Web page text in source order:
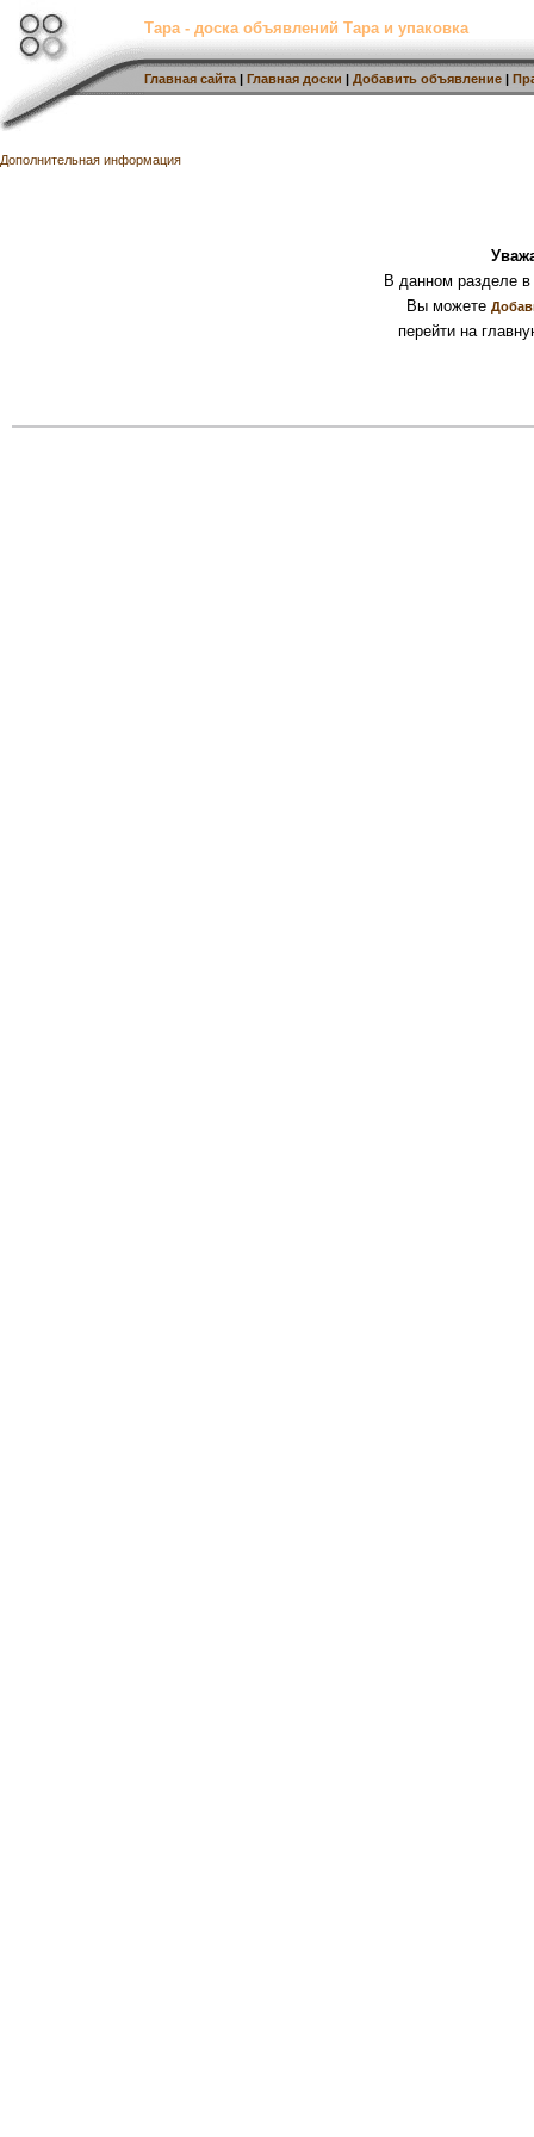
Тара - доска объявлений Тара и упаковка
Главная сайта | Главная доски | Добавить объявление |
Дополнительная информация
В данном разделе
Вы можете
перейти на